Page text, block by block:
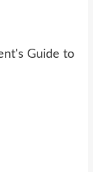
Guide to